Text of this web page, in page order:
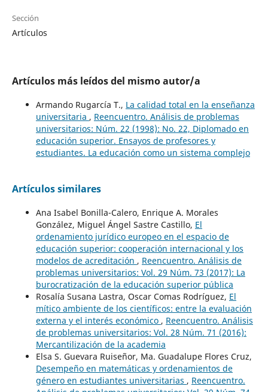
Sección
Artículos
Artículos más leídos del mismo autor/a
Armando Rugarcía T., La calidad total en la enseñanza
universitaria , Reencuentro. Análisis de problemas
universitarios: Núm. 22 (1998): No. 22, Diplomado en
educación superior. Ensayos de profesores y
estudiantes. La educación como un sistema complejo
Artículos similares
Ana Isabel Bonilla-Calero, Enrique A. Morales
González, Miguel Ángel Sastre Castillo, El
ordenamiento jurídico europeo en el espacio de
educación superior: cooperación internacional y los
modelos de acreditación , Reencuentro. Análisis de
problemas universitarios: Vol. 29 Núm. 73 (2017): La
burocratización de la educación superior pública
Rosalía Susana Lastra, Oscar Comas Rodríguez, El
mítico ambiente de los científicos: entre la evaluación
externa y el interés económico , Reencuentro. Análisis
de problemas universitarios: Vol. 28 Núm. 71 (2016):
Mercantilización de la academia
Elsa S. Guevara Ruiseñor, Ma. Guadalupe Flores Cruz,
Desempeño en matemáticas y ordenamientos de
género en estudiantes universitarias , Reencuentro.